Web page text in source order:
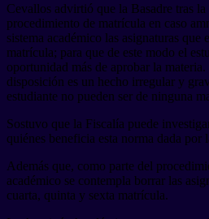
Cevallos advirtió que la Basadre tras
procedimiento de matrícula en caso
sistema académico las asignaturas que
matrícula; para que de este modo el
oportunidad más de aprobar la
disposición es un hecho irregular y
estudiante no pueden ser de ninguna
Sostuvo que la Fiscalía puede
quiénes beneficia esta norma dada por
Además que, como parte del
académico se contempla borrar las
cuarta, quinta y sexta matrícula.